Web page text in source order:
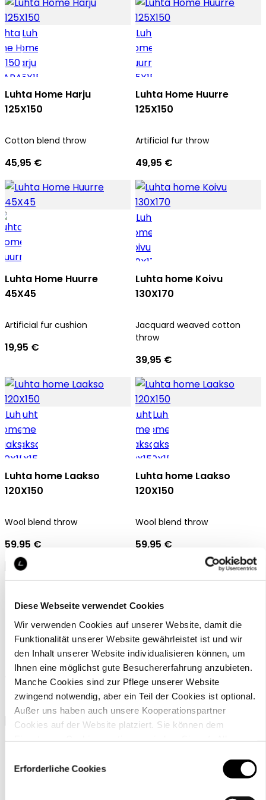
Diese Webseite verwendet Cookies
Wir verwenden Cookies auf unserer Website, damit die
Funktionalität unserer Website gewährleistet ist und wir
den Inhalt unserer Website individualisieren können, um
Ihnen eine möglichst gute Besuchererfahrung anzubieten.
Manche Cookies sind zur Pflege unserer Website
zwingend notwendig, aber ein Teil der Cookies ist optional.
Außer uns haben auch unsere Kooperationspartner
Cookies auf der Website platziert. Sie können dem
oder später über den Link „
” ändern
Erforderliche Cookies
Luhta Home Harju
125X150
Cotton blend throw
45,95 €
Luhta Home Huurre
125X150
Artificial fur throw
49,95 €
Luhta Home Huurre
45X45
Artificial fur cushion
19,95 €
Luhta home Koivu
130X170
Jacquard weaved cotton
throw
39,95 €
Luhta home Laakso
120X150
Wool blend throw
59,95 €
Luhta home Laakso
120X150
Wool blend throw
59,95 €
Luhta Home Liitu 50x70
Organic cotton tea towel
6,95 €
Luhta Home Päre 70X140
Wool blend rug
79,95 €